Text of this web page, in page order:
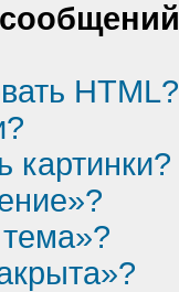
HTML?
картинки?